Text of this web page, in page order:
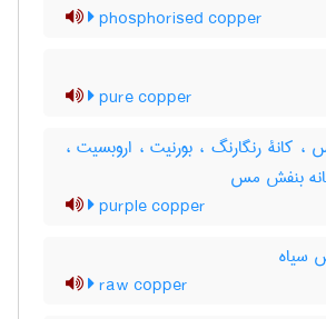
phosphorised copper
pure copper
کانۀ رنگارنگ ، بورنیت ، اروبسیت ،
بنفش مس
purple copper
سیاه
raw copper